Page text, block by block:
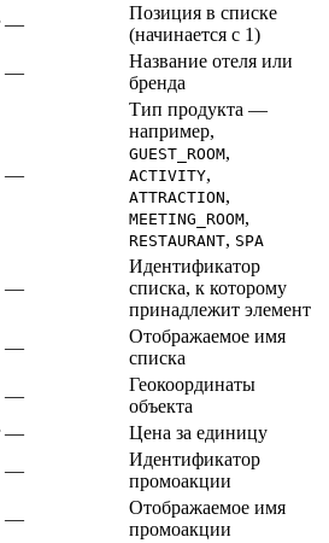
—
Позиция в списке
(начинается с 1)
—
Название отеля или
бренда
—
Тип продукта —
например,
GUEST_ROOM,
ACTIVITY,
ATTRACTION,
MEETING_ROOM,
RESTAURANT, SPA
—
Идентификатор
списка, к которому
принадлежит элемент
—
Отображаемое имя
списка
—
Геокоординаты
объекта
— Цена за единицу
—
Идентификатор
промоакции
—
Отображаемое имя
промоакции